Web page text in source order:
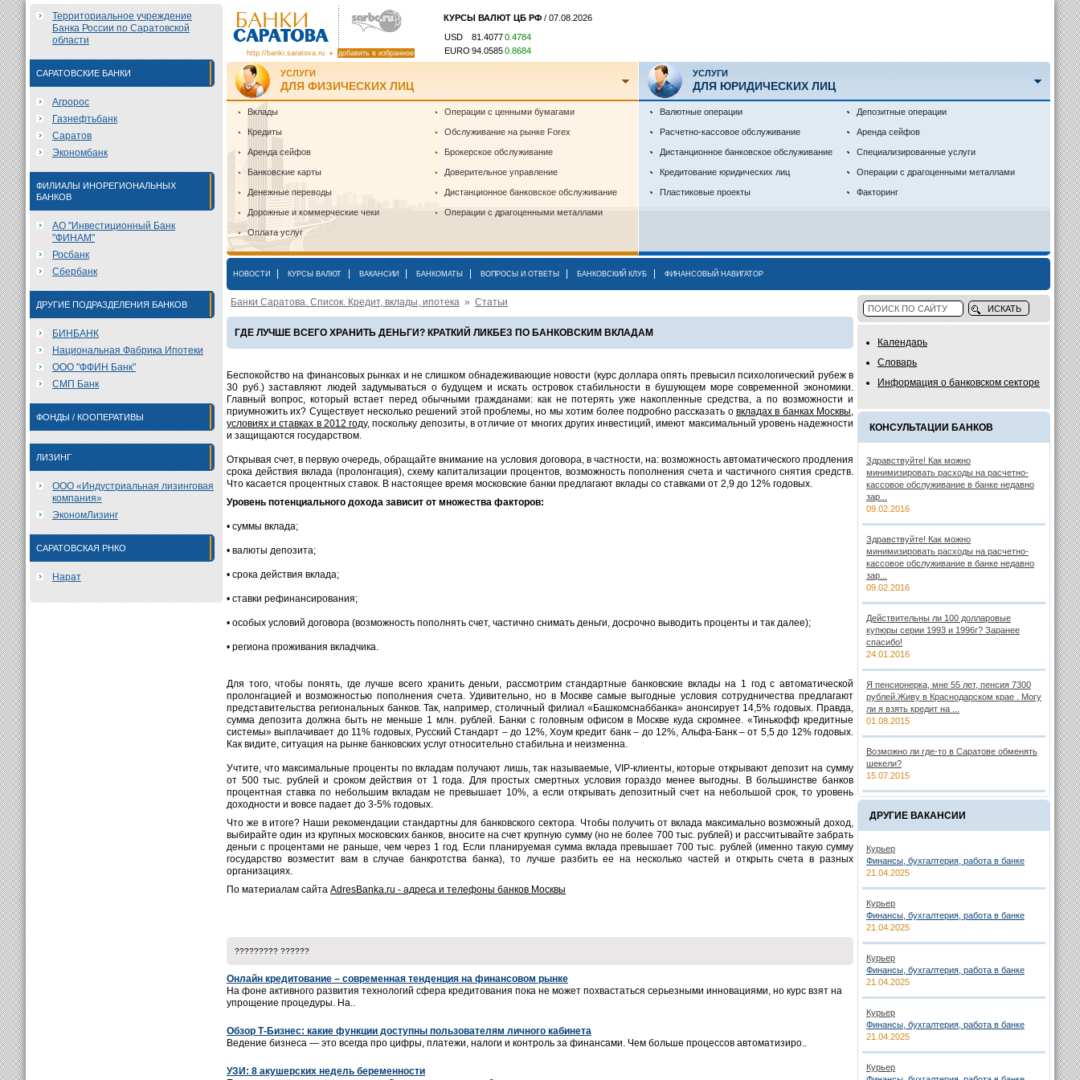
Территориальное учреждение
Банка России по Саратовской
области
САРАТОВСКИЕ БАНКИ
Агророс
Газнефтьбанк
Саратов
Экономбанк
ФИЛИАЛЫ ИНОРЕГИОНАЛЬНЫХ
БАНКОВ
АО "Инвестиционный Банк
"ФИНАМ"
Росбанк
Сбербанк
ДРУГИЕ ПОДРАЗДЕЛЕНИЯ БАНКОВ
БИНБАНК
Национальная Фабрика Ипотеки
ООО "ФФИН Банк"
СМП Банк
ФОНДЫ / КООПЕРАТИВЫ
ЛИЗИНГ
ООО «Индустриальная лизинговая
компания»
ЭкономЛизинг
САРАТОВСКАЯ РНКО
Нарат
http://banki.saratova.ru добавить в избранное
КУРСЫ ВАЛЮТ ЦБ РФ / 07.08.2026
USD
81.40770.4784
EURO 94.05850.8684
УСЛУГИ
ДЛЯ ФИЗИЧЕСКИХ ЛИЦ
УСЛУГИ
ДЛЯ ЮРИДИЧЕСКИХ ЛИЦ
Вклады
Кредиты
Аренда сейфов
Банковские карты
Денежные переводы
Дорожные и коммерческие чеки
Оплата услуг
Операции с ценными бумагами
Обслуживание на рынке Forex
Брокерское обслуживание
Доверительное управление
Дистанционное банковское обслуживание
Операции с драгоценными металлами
Валютные операции
Расчетно-кассовое обслуживание
Дистанционное банковское обслуживание
Кредитование юридических лиц
Пластиковые проекты
Депозитные операции
Аренда сейфов
Специализированные услуги
Операции с драгоценными металлами
Факторинг
НОВОСТИ КУРСЫ ВАЛЮТ ВАКАНСИИ БАНКОМАТЫ ВОПРОСЫ И ОТВЕТЫ БАНКОВСКИЙ КЛУБ ФИНАНСОВЫЙ НАВИГАТОР
Банки Саратова. Список. Кредит, вклады, ипотека » Статьи
ГДЕ ЛУЧШЕ ВСЕГО ХРАНИТЬ ДЕНЬГИ? КРАТКИЙ ЛИКБЕЗ ПО БАНКОВСКИМ ВКЛАДАМ
Беспокойство на финансовых рынках и не слишком обнадеживающие новости (курс доллара опять превысил психологический рубеж в
30 руб.) заставляют людей задумываться о будущем и искать островок стабильности в бушующем море современной экономики.
Главный вопрос, который встает перед обычными гражданами: как не потерять уже накопленные средства, а по возможности и
приумножить их? Существует несколько решений этой проблемы, но мы хотим более подробно рассказать о вкладах в банках Москвы,
условиях и ставках в 2012 году, поскольку депозиты, в отличие от многих других инвестиций, имеют максимальный уровень надежности
и защищаются государством.
Открывая счет, в первую очередь, обращайте внимание на условия договора, в частности, на: возможность автоматического продления
срока действия вклада (пролонгация), схему капитализации процентов, возможность пополнения счета и частичного снятия средств.
Что касается процентных ставок. В настоящее время московские банки предлагают вклады со ставками от 2,9 до 12% годовых.
Уровень потенциального дохода зависит от множества факторов:
• суммы вклада;
• валюты депозита;
• срока действия вклада;
• ставки рефинансирования;
• особых условий договора (возможность пополнять счет, частично снимать деньги, досрочно выводить проценты и так далее);
• региона проживания вкладчика.
Для того, чтобы понять, где лучше всего хранить деньги, рассмотрим стандартные банковские вклады на 1 год с автоматической
пролонгацией и возможностью пополнения счета. Удивительно, но в Москве самые выгодные условия сотрудничества предлагают
представительства региональных банков. Так, например, столичный филиал «Башкомснаббанка» анонсирует 14,5% годовых. Правда,
сумма депозита должна быть не меньше 1 млн. рублей. Банки с головным офисом в Москве куда скромнее. «Тинькофф кредитные
системы» выплачивает до 11% годовых, Русский Стандарт – до 12%, Хоум кредит банк – до 12%, Альфа-Банк – от 5,5 до 12% годовых.
Как видите, ситуация на рынке банковских услуг относительно стабильна и неизменна.
Учтите, что максимальные проценты по вкладам получают лишь, так называемые, VIP-клиенты, которые открывают депозит на сумму
от 500 тыс. рублей и сроком действия от 1 года. Для простых смертных условия гораздо менее выгодны. В большинстве банков
процентная ставка по небольшим вкладам не превышает 10%, а если открывать депозитный счет на небольшой срок, то уровень
доходности и вовсе падает до 3-5% годовых.
Что же в итоге? Наши рекомендации стандартны для банковского сектора. Чтобы получить от вклада максимально возможный доход,
выбирайте один из крупных московских банков, вносите на счет крупную сумму (но не более 700 тыс. рублей) и рассчитывайте забрать
деньги с процентами не раньше, чем через 1 год. Если планируемая сумма вклада превышает 700 тыс. рублей (именно такую сумму
государство возместит вам в случае банкротства банка), то лучше разбить ее на несколько частей и открыть счета в разных
организациях.
По материалам сайта AdresBanka.ru - адреса и телефоны банков Москвы
????????? ??????
Онлайн кредитование – современная тенденция на финансовом рынке
На фоне активного развития технологий сфера кредитования пока не может похвастаться серьезными инновациями, но курс взят на
упрощение процедуры. На..
Обзор Т-Бизнес: какие функции доступны пользователям личного кабинета
Ведение бизнеса — это всегда про цифры, платежи, налоги и контроль за финансами. Чем больше процессов автоматизиро..
УЗИ: 8 акушерских недель беременности
Календарь
Словарь
Информация о банковском секторе
КОНСУЛЬТАЦИИ БАНКОВ
Здравствуйте! Как можно
минимизировать расходы на расчетно-
кассовое обслуживание в банке недавно
зар...
09.02.2016
Здравствуйте! Как можно
минимизировать расходы на расчетно-
кассовое обслуживание в банке недавно
зар...
09.02.2016
Действительны ли 100 долларовые
купюры серии 1993 и 1996г? Заранее
спасибо!
24.01.2016
Я пенсионерка, мне 55 лет, пенсия 7300
рублей.Живу в Краснодарском крае . Могу
ли я взять кредит на ...
01.08.2015
Возможно ли где-то в Саратове обменять
шекели?
15.07.2015
ДРУГИЕ ВАКАНСИИ
Курьер
Финансы, бухгалтерия, работа в банке
21.04.2025
Курьер
Финансы, бухгалтерия, работа в банке
21.04.2025
Курьер
Финансы, бухгалтерия, работа в банке
21.04.2025
Курьер
Финансы, бухгалтерия, работа в банке
21.04.2025
Курьер